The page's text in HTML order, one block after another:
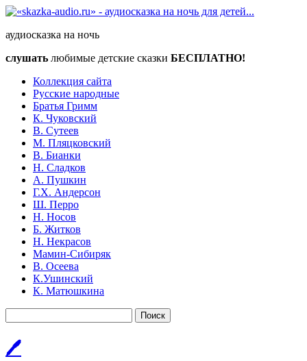
аудиосказка на ночь
слушать любимые детские сказки БЕСПЛАТНО!
Коллекция сайта
Русские народные
Братья Гримм
К. Чуковский
В. Сутеев
М. Пляцковский
В. Бианки
Н. Сладков
А. Пушкин
Г.Х. Андерсон
Ш. Перро
Н. Носов
Б. Житков
Н. Некрасов
Мамин-Сибиряк
В. Осеева
К.Ушинский
К. Матюшкина
Поиск
🖊